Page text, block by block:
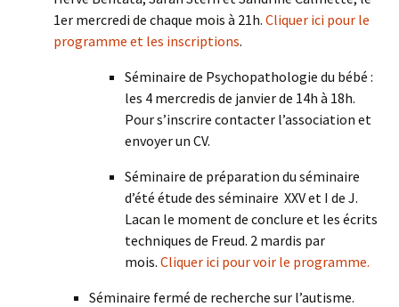
1er mercredi de chaque mois à 21h. Cliquer ici pour le
programme et les inscriptions.
Séminaire de Psychopathologie du bébé :
les 4 mercredis de janvier de 14h à 18h.
Pour s’inscrire contacter l’association et
envoyer un CV.
Séminaire de préparation du séminaire
d’été étude des séminaire XXV et I de J.
Lacan le moment de conclure et les écrits
techniques de Freud. 2 mardis par
mois. Cliquer ici pour voir le programme.
Séminaire fermé de recherche sur l’autisme.